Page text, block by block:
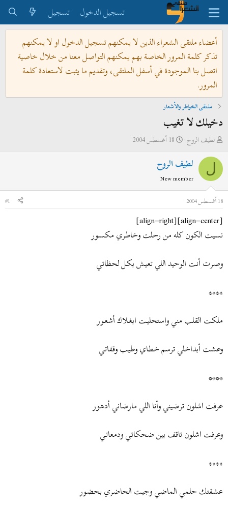
تسجيل الدخول
تسجيل
أعضاء ملتقى الشعراء الذين لا يمكنهم تسجيل الدخول او لا يمكنهم
تذكر كلمة المرور الخاصة بهم يمكنهم التواصل معنا من خلال خاصية
اتصل بنا الموجودة في أسفل الملتقى، وتقديم ما يثبت لاستعادة كلمة
المرور.
ملتقى الخواطر والأشعار
دخيلك لا تغيب
ب
د
ئ
ل
م
و
ض
لطيف الروح
ت
ل
ب
د
18 أغسطس 2004
ل لطيف الروح
New member
18 أغسطس 2004
#1
[align=center][align=right]
نسيت الكون كله من رحلت وخاطـري مكسـور
وصرت أنت الوحيد اللي تعيـش بكـل لحظاتـي
****
ملكت القلب مني واستحليـت ابغـلاك أشعـور
وعشت أبداخلي ترسم خطـاي وطيـب وقفاتـي
****
عرفت اشلون ترضيني وأنا اللي مارضاني أدهور
وعرفت اشلون تاقف بين ضحكاتـي ودمعاتـي
****
عشقتك حلمي الماضي وجيت الحاضري بحضور